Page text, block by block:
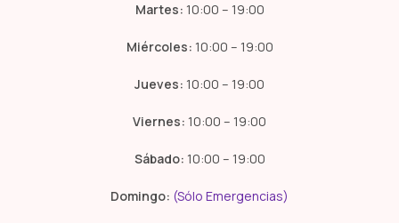
Martes: 10:00 – 19:00
Miércoles: 10:00 – 19:00
Jueves: 10:00 – 19:00
Viernes: 10:00 – 19:00
Sábado: 10:00 – 19:00
Domingo: (Sólo Emergencias)